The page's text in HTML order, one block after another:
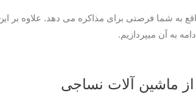
شما فرصتی برای مذاکره می دهد. علاوه بر
به آن میپردازیم.
ماشین آلات نساجی